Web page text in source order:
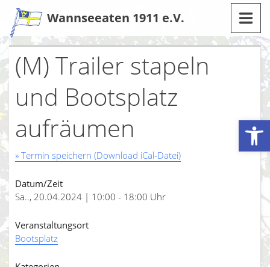
Werkzeugleiste öffnen
Zum
Inhalt
Wannseeaten 1911 e.V.
(M) Trailer stapeln
und Bootsplatz
aufräumen
» Termin speichern (Download iCal-Datei)
Datum/Zeit
Sa.., 20.04.2024 | 10:00 - 18:00 Uhr
Veranstaltungsort
Bootsplatz